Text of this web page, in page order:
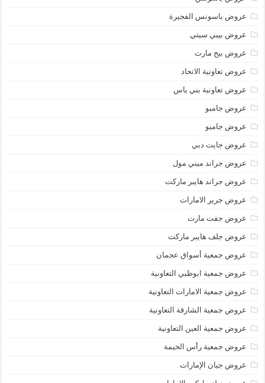
عروض باسونس الفجيرة
عروض بيبي سيتي
عروض بيج مارت
عروض تعاونية الاتحاد
عروض تعاونية بني ياس
عروض جامبو
عروض جامبو
عروض جايت دبي
عروض جراند ميني مول
عروض جراند هايبر ماركت
عروض جرير الامارات
عروض جفت مارت
عروض جلف هايبر ماركت
عروض جمعية أسواق عجمان
عروض جمعية ابوظبي التعاونية
عروض جمعية الامارات التعاونية
عروض جمعية الشارقة التعاونية
عروض جمعية العين التعاونية
عروض جمعية رأس الخيمة
عروض جيان الإمارات